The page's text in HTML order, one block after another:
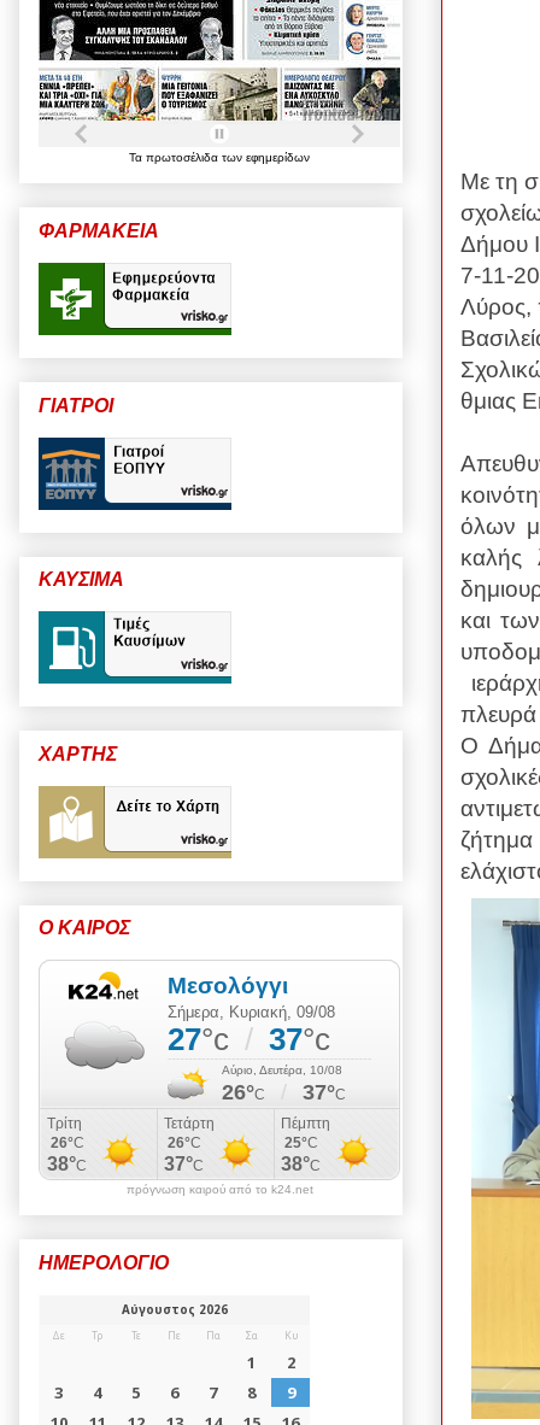
Με τη
Δήμου
7-11-
Λύρος,
θμιας
όλων
καλής
και
Ο
Τα πρωτοσέλιδα των εφημερίδων
ΦΑΡΜΑΚΕΙΑ
ΓΙΑΤΡΟΙ
ΚΑΥΣΙΜΑ
ΧΑΡΤΗΣ
Ο ΚΑΙΡΟΣ
πρόγνωση καιρού από το k24.net
ΗΜΕΡΟΛΟΓΙΟ